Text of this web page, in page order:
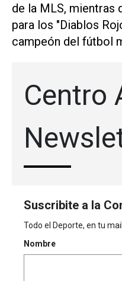
de la MLS, mientras
para los "Diablos
campeón ​del fútbol